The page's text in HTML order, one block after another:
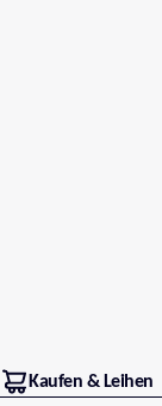
Kaufen & Leihen